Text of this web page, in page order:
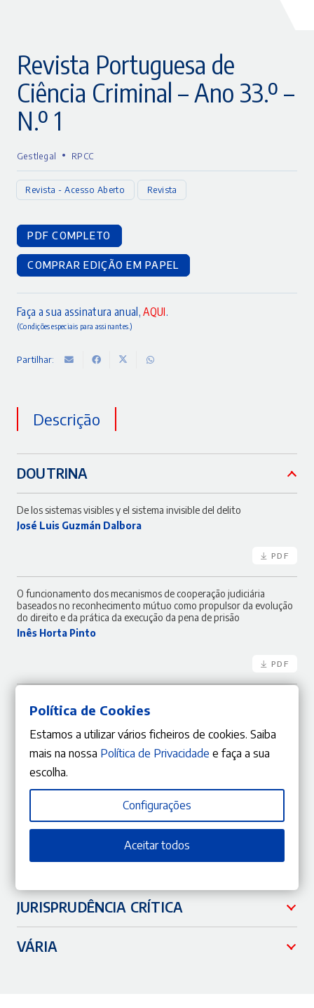
Revista Portuguesa de
Ciência Criminal – Ano 33.º –
N.º 1
Gestlegal • RPCC
Revista - Acesso Aberto Revista
PDF COMPLETO
COMPRAR EDIÇÃO EM PAPEL
Faça a sua assinatura anual,AQUI.
(Condições especiais para assinantes.)
Partilhar:
Descrição
DOUTRINA
De los sistemas visibles y el sistema invisible del delito
José Luis Guzmán Dalbora
PDF
O funcionamento dos mecanismos de cooperação judiciária
baseados no reconhecimento mútuo como propulsor da evolução
do direito e da prática da execução da pena de prisão
Inês Horta Pinto
PDF
com o Estado
Adriano Teixeira
indivíduos condenados por crime de natureza sexual — Uma
revisão teórica
JURISPRUDÊNCIA CRÍTICA
VÁRIA
Política de Cookies
Estamos a utilizar vários ficheiros de cookies. Saiba
mais na nossa Política de Privacidade e faça a sua
escolha.
Configurações
Aceitar todos